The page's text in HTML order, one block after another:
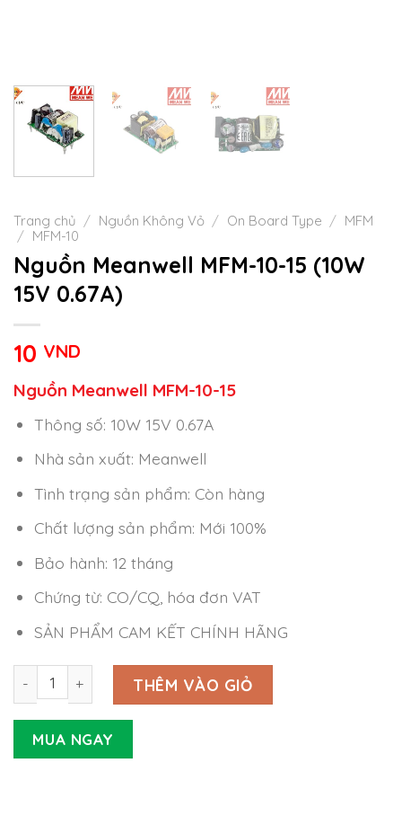
Trang chủ / Nguồn Không Vỏ / On Board Type / MFM
/ MFM-10
Nguồn Meanwell MFM-10-15 (10W
15V 0.67A)
10 VND
Nguồn Meanwell MFM-10-15
Thông số: 10W 15V 0.67A
Nhà sản xuất: Meanwell
Tình trạng sản phẩm: Còn hàng
Chất lượng sản phẩm: Mới 100%
Bảo hành: 12 tháng
Chứng từ: CO/CQ, hóa đơn VAT
SẢN PHẨM CAM KẾT CHÍNH HÃNG
Nguồn Meanwell MFM-10-15 (10W 15V 0.67A) số lượng
THÊM VÀO GIỎ
MUA NGAY